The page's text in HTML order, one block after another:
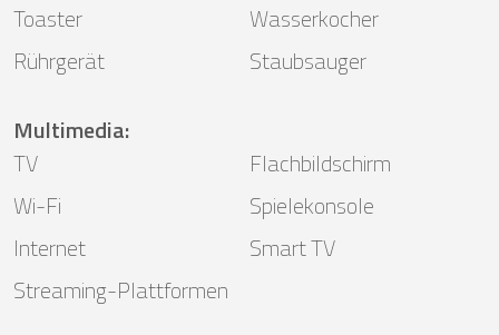
Toaster
Wasserkocher
Rührgerät
Staubsauger
Multimedia:
TV
Flachbildschirm
Wi-Fi
Spielekonsole
Internet
Smart TV
Streaming-Plattformen